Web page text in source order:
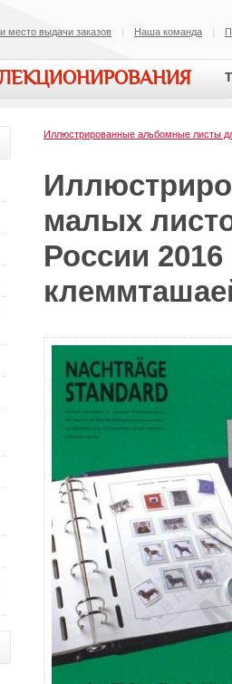
место выдачи заказов Наша команда
Иллюстрированные альбомные листы
малых
России